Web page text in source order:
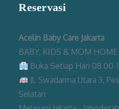
Reservasi
Acelin Baby Care Jakarta
BABY, KIDS & MOM HOME
Buka Setiap Hari 08.00-
Jl. Swadarma Utara 3,
Selatan